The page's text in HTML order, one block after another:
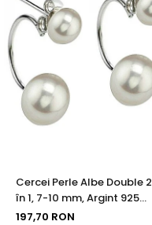
Cercei Perle Albe Double 2
în 1, 7-10 mm, Argint 925
Placat cu Platină |
197,70 RON